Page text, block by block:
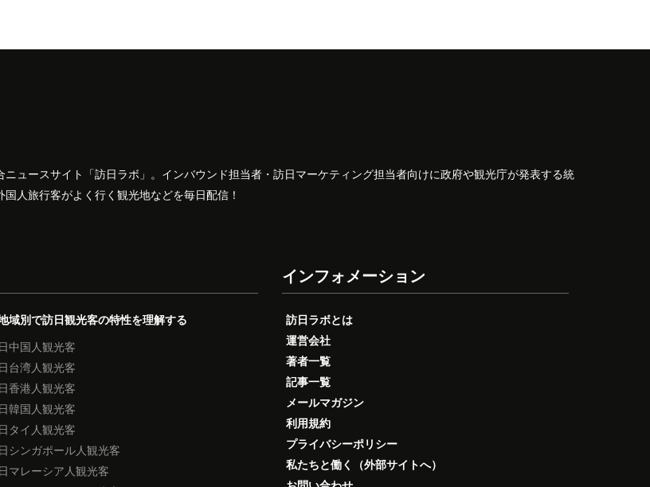
ュースサイト「訪日ラボ」。インバウンド担当者・訪日マーケティング担当者向けに政府や観光庁が発表する統
人旅行客がよく行く観光地などを毎日配信！
域別で訪日観光客の特性を理解する
中国人観光客
台湾人観光客
香港人観光客
韓国人観光客
タイ人観光客
シンガポール人観光客
マレーシア人観光客
インフォメーション
訪日ラボとは
運営会社
著者一覧
記事一覧
メールマガジン
利用規約
プライバシーポリシー
私たちと働く（外部サイトへ）